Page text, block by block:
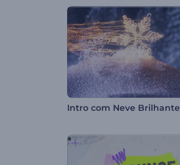
Intro com Neve Brilhante